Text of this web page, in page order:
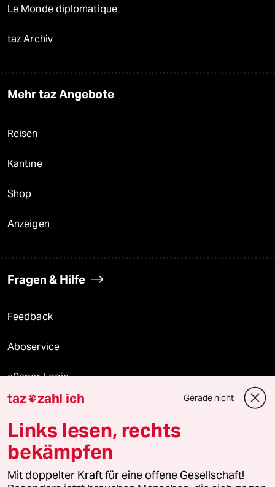
Le Monde diplomatique
taz Archiv
Mehr taz Angebote
Reisen
Kantine
Shop
Anzeigen
Fragen & Hilfe
Feedback
Aboservice
ePaper Login
Downloads für Abonnierende
© 2026 taz Verlags und Vertriebs GmbH
Alle Rechte vorbehalten. Bei rechtlichen Fragen oder für Genehmigungen
wenden Sie sich bitte an
lizenzen@taz.de
taz zahl ich Gerade nicht
Links lesen, rechts
bekämpfen
Mit doppelter Kraft für eine offene Gesellschaft!